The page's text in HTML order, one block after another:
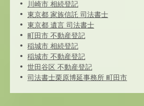
川崎市 相続登記
東京都 家族信託 司法書士
東京都 遺言 司法書士
町田市 不動産登記
稲城市 相続登記
稲城市 不動産登記
世田谷区 不動産登記
司法書士栗原博延事務所 町田市